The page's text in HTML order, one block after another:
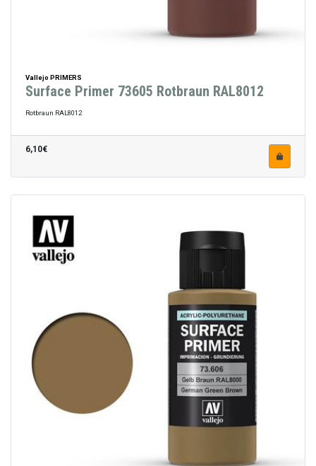
Vallejo PRIMERS
Surface Primer 73605 Rotbraun RAL8012
Rotbraun RAL8012
6,10€